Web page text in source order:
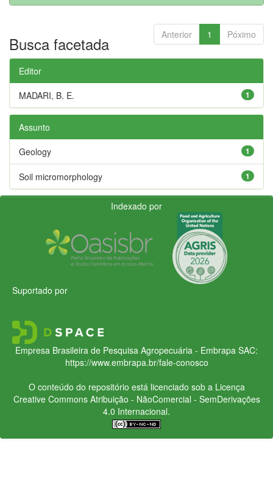
Anterior 1 Póximo
Busca facetada
Editor
1
MADARI, B. E.
Assunto
1
Geology
1
Soil micromorphology
Indexado por
Suportado por
Empresa Brasileira de Pesquisa Agropecuária - Embrapa SAC:
https://www.embrapa.br/fale-conosco
O conteúdo do repositório está licenciado sob a Licença
Creative CommonsAtribuição - NãoComercial - SemDerivações
4.0 Internacional.